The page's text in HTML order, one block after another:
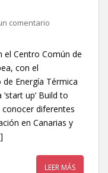
comentario
el Centro Común de
con el
Energía Térmica
up’ Build to
conocer diferentes
en Canarias y
LEER MÁS